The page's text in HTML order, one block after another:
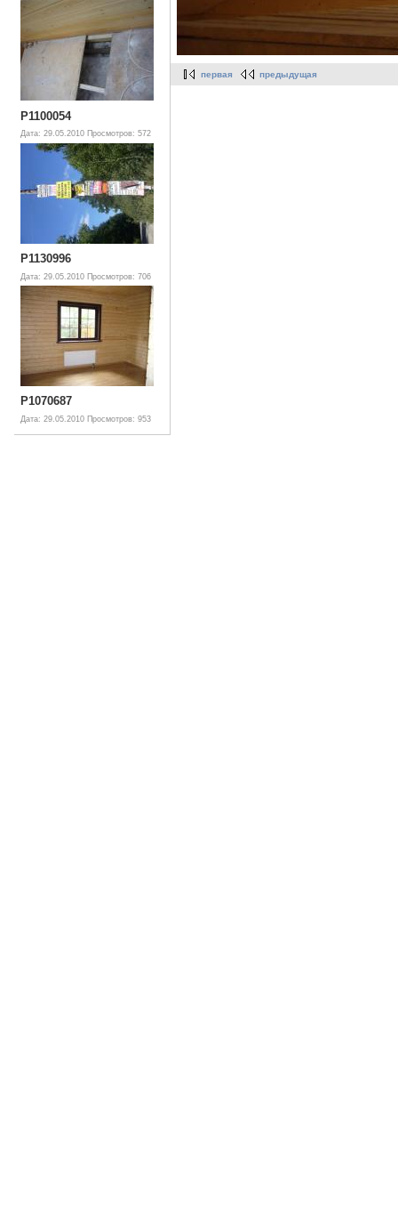
P1100054
Дата: 29.05.2010 Просмотров: 572
P1130996
Дата: 29.05.2010 Просмотров: 706
P1070687
Дата: 29.05.2010 Просмотров: 953
первая предыдущая